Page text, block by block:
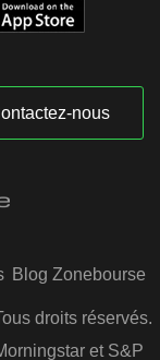
nous
Blog Zonebourse
droits réservés.
et S&P